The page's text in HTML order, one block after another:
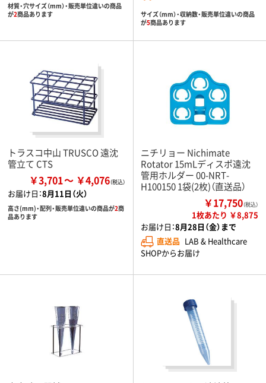
材質・穴サイズ（mm）・販売単位違いの商品
が2商品あります
サイズ（mm）・収納数・販売単位違いの商品
が5商品あります
トラスコ中山 TRUSCO 遠沈
管立て CTS
￥3,701 ￥4,076
お届け日：8月11日（火）
高さ(mm)・配列・販売単位違いの商品が2商
品あります
ニチリョー Nichimate
Rotator 15mLディスポ遠沈
管用ホルダー 00-NRT-
H100150 1袋(2枚)（直送品）
￥17,750（税込）
1枚あたり ￥8,875
お届け日：8月28日（金）まで
直送品 LAB & Healthcare
SHOPからお届け